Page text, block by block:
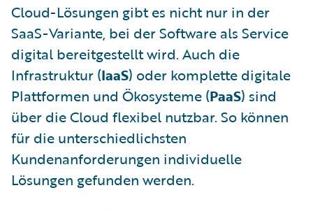
Cloud-Lösungen gibt es nicht nur in der
SaaS-Variante, bei der Software als Service
digital bereitgestellt wird. Auch die
Infrastruktur (IaaS) oder komplette digitale
Plattformen und Ökosysteme (PaaS) sind
über die Cloud flexibel nutzbar. So können
für die unterschiedlichsten
Kundenanforderungen individuelle
Lösungen gefunden werden.